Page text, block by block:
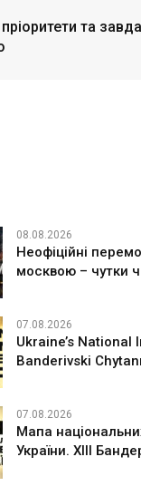
та
08.08.2026
Неофіційні
москвою – чутки
07.08.2026
Ukraine’s National
Banderivski
07.08.2026
Мапа
України. ХІІІ